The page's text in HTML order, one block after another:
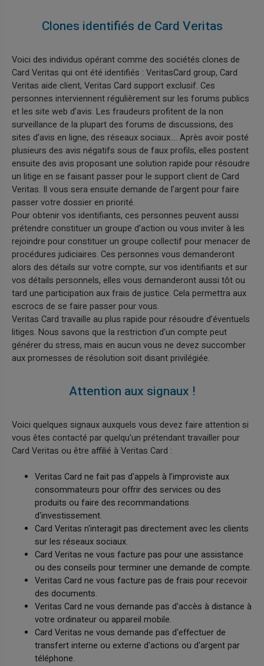
Clones identifiés de Card Veritas
Voici des individus opérant comme des sociétés clones de
Card Veritas qui ont été identifiés : VeritasCard group, Card
Veritas aide client, Veritas Card support exclusif. Ces
personnes interviennent régulièrement sur les forums publics
et les site web d’avis. Les fraudeurs profitent de la non
surveillance de la plupart des forums de discussions, des
sites d’avis en ligne, des réseaux sociaux…. Après avoir posté
plusieurs des avis négatifs sous de faux profils, elles postent
ensuite des avis proposant une solution rapide pour résoudre
un litige en se faisant passer pour le support client de Card
Veritas. Il vous sera ensuite demande de l’argent pour faire
passer votre dossier en priorité.
Pour obtenir vos identifiants, ces personnes peuvent aussi
prétendre constituer un groupe d’action ou vous inviter à les
rejoindre pour constituer un groupe collectif pour menacer de
procédures judiciaires. Ces personnes vous demanderont
alors des détails sur votre compte, sur vos identifiants et sur
vos détails personnels, elles vous demanderont aussi tôt ou
tard une participation aux frais de justice. Cela permettra aux
escrocs de se faire passer pour vous.
Veritas Card travaille au plus rapide pour résoudre d’éventuels
litiges. Nous savons que la restriction d’un compte peut
générer du stress, mais en aucun vous ne devez succomber
aux promesses de résolution soit disant privilégiée.
Attention aux signaux !
Voici quelques signaux auxquels vous devez faire attention si
vous êtes contacté par quelqu'un prétendant travailler pour
Card Veritas ou être affilié à Veritas Card :
Veritas Card ne fait pas d'appels à l’improviste aux
consommateurs pour offrir des services ou des
produits ou faire des recommandations
d'investissement.
Card Veritas n'interagit pas directement avec les clients
sur les réseaux sociaux.
Card Veritas ne vous facture pas pour une assistance
ou des conseils pour terminer une demande de compte.
Veritas Card ne vous facture pas de frais pour recevoir
des documents.
Veritas Card ne vous demande pas d'accès à distance à
votre ordinateur ou appareil mobile.
Card Veritas ne vous demande pas d'effectuer de
transfert interne ou externe d'actions ou d'argent par
téléphone.